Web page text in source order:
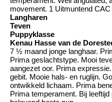
movement. 1 Uitmuntend
Langharen
Teven
Puppyklasse
Kenau Hasse van de
7 ½ maand jonge langhaar.
Prima geslachtstype. Mooi
aangezet oor. Prima
gebit. Mooie hals- en ruglijn.
ontwikkeld lichaam. Prima
Prima temperament. Bij